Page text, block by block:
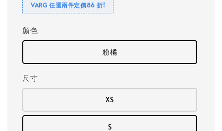
VARG 任選兩件定價86 折!
顏色
粉橘
尺寸
XS
S